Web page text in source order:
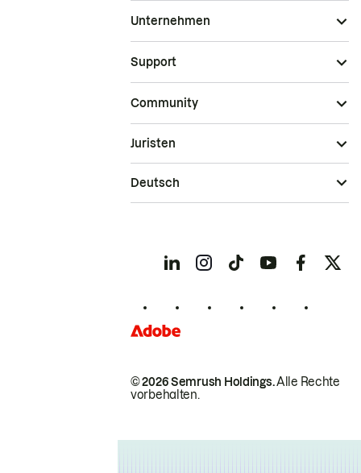
Unternehmen
Support
Community
© 2026 Semrush Holdings.Alle Rechte
vorbehalten.
Juristen
Deutsch